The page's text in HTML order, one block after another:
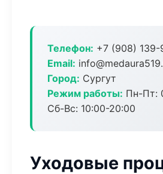
Телефон: +7 (908)
Email:
Город: Сургут
Режим работы: Пн-Пт:
Сб-Вс: 10:00-20:00
Уходовые